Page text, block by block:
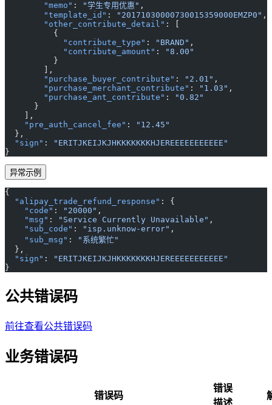
        "memo"
: "学生专用优惠" ,
        "template_id"
: "20171030000730015359000EMZP0" ,
        "other_contribute_detail"
: [
          {
            "contribute_type"
: "BRAND" ,
            "contribute_amount"
:
"8.00"
          }
        ],
        "purchase_buyer_contribute"
: "2.01" ,
        "purchase_merchant_contribute"
: "1.03" ,
        "purchase_ant_contribute"
:
"0.82"
      }
    ],
    "pre_auth_cancel_fee"
:
"12.45"
  },
  "sign"
:
"ERITJKEIJKJHKKKKKKKHJEREEEEEEEEEEE"
}
异常示例
{
  "alipay_trade_refund_response"
: {
    "code"
: "20000" ,
    "msg"
: "Service Currently Unavailable" ,
    "sub_code"
: "isp.unknow-error" ,
    "sub_msg"
:
"系统繁忙"
  },
  "sign"
:
"ERITJKEIJKJHKKKKKKKHJEREEEEEEEEEEE"
}
公共错误码
前往查看公共错误码
业务错误码
错误码
错误
描述